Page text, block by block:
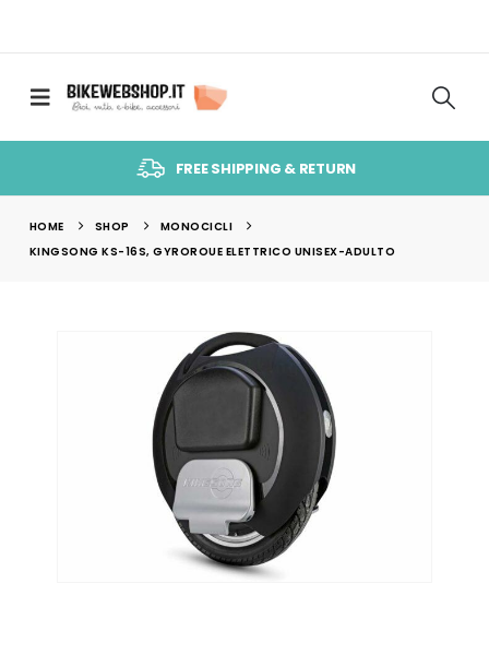
FREE SHIPPING & RETURN
HOME SHOP
MONOCICLI
KINGSONG KS-16S, GYROROUE ELETTRICO UNISEX-ADULTO